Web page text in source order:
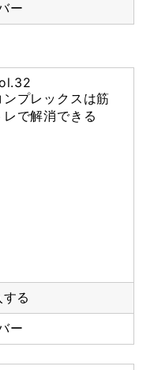
ー
ンプレックスは筋
レで解消できる
る
ー